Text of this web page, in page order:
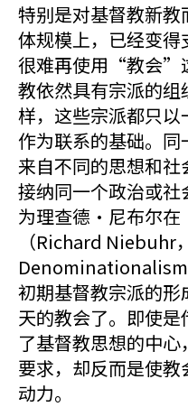
特别是对基督教新
体规模上，已经变
很难再使用“教会”
教依然具有宗派的
样，这些宗派都只
作为联系的基础。
来自不同的思想和
接纳同一个政治或
为理查德·尼布尔在
（Richard Niebuhr
Denominationalism
初期基督教宗派的
天的教会了。即使
了基督教思想的中
要求，却反而是使
动力。